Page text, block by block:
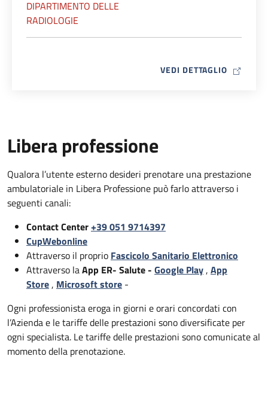
DIPARTIMENTO DELLE
RADIOLOGIE
VEDI DETTAGLIO MAP ICON
Libera professione
Qualora l’utente esterno desideri prenotare una prestazione
ambulatoriale in Libera Professione può farlo attraverso i
seguenti canali:
Contact Center+39 051 9714397
CupWebonline
Attraverso il proprio Fascicolo Sanitario Elettronico
Attraverso laApp ER- Salute - Google Play, App
Store, Microsoft store -
Ogni professionista eroga in giorni e orari concordati con
l’Azienda e le tariffe delle prestazioni sono diversificate per
ogni specialista. Le tariffe delle prestazioni sono comunicate al
momento della prenotazione.